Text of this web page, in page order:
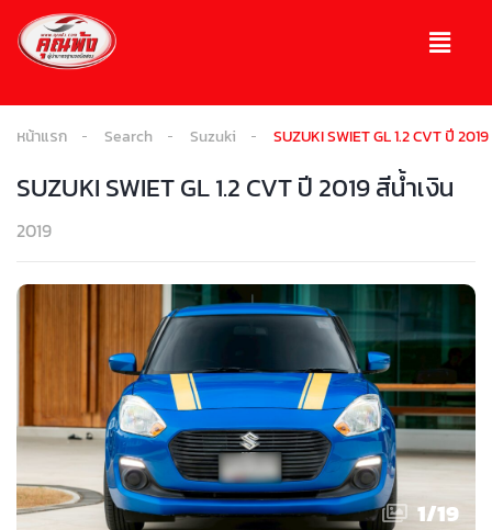
หน้าแรก Search Suzuki SUZUKI SWIET GL 1.2 CVT ปี
SUZUKI SWIET GL 1.2 CVT ปี 2019 สีนํ้าเงิน
2019
1/19